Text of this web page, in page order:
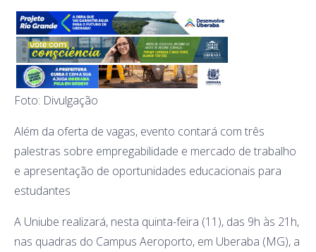
Foto: Divulgação
Além da oferta de vagas, evento contará com três
palestras sobre empregabilidade e mercado de trabalho
e apresentação de oportunidades educacionais para
estudantes
A Uniube realizará, nesta quinta-feira (11), das 9h às 21h,
nas quadras do Campus Aeroporto, em Uberaba (MG), a